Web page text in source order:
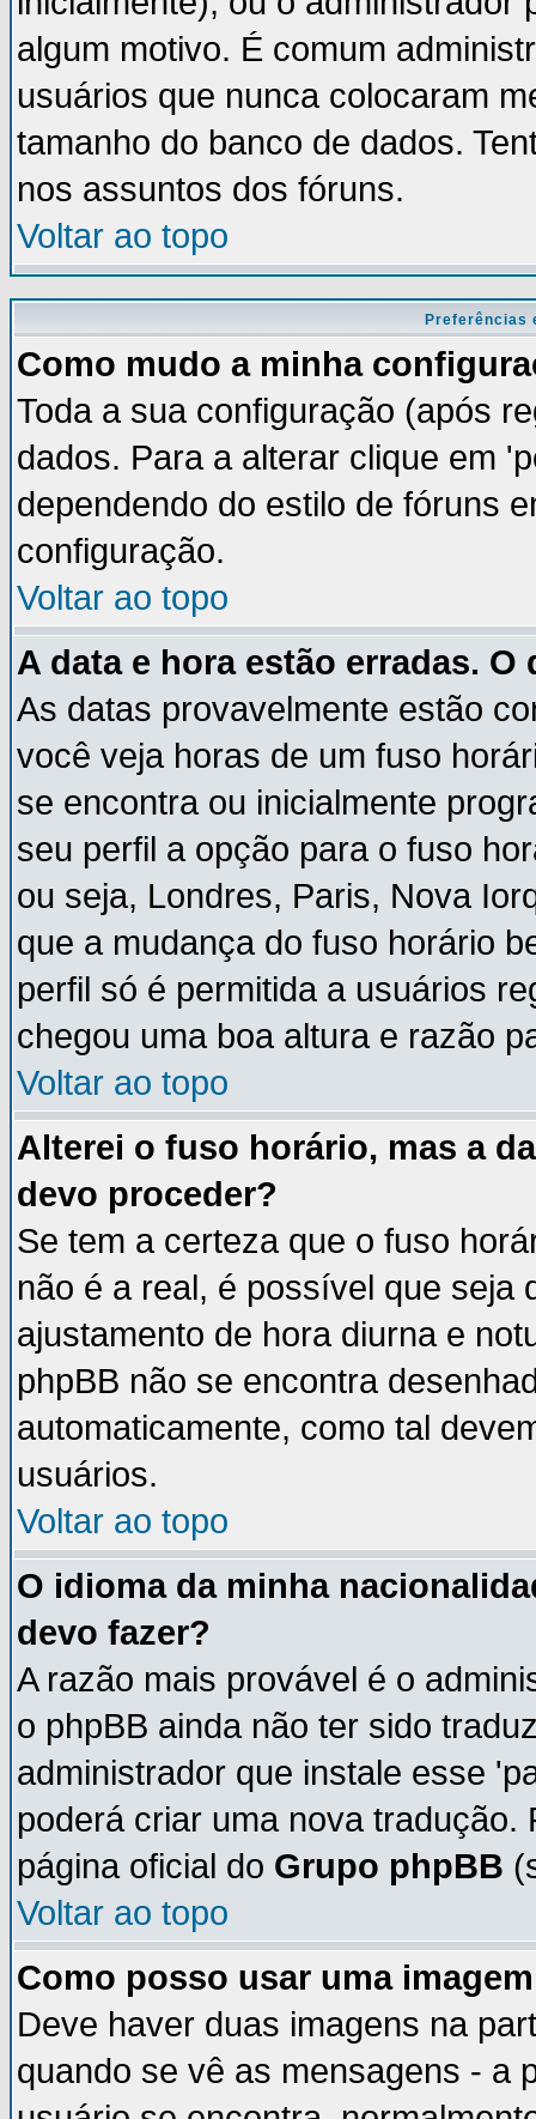
algum motivo. É comum
usuários que nunca colocaram
tamanho do banco de dados.
nos assuntos dos fóruns.
Voltar ao topo
Preferências
Como mudo a minha
Toda a sua configuração (após
dados. Para a alterar clique em
dependendo do estilo de fóruns
configuração.
Voltar ao topo
A data e hora estão erradas. O
As datas provavelmente estão
você veja horas de um fuso
se encontra ou inicialmente
seu perfil a opção para o fuso
ou seja, Londres, Paris, Nova
que a mudança do fuso horário
perfil só é permitida a usuários
chegou uma boa altura e razão
Voltar ao topo
Alterei o fuso horário, mas a
devo proceder?
Se tem a certeza que o fuso
não é a real, é possível que seja
ajustamento de hora diurna e
phpBB não se encontra
automaticamente, como tal
usuários.
Voltar ao topo
O idioma da minha
devo fazer?
A razão mais provável é o
o phpBB ainda não ter sido
administrador que instale esse
poderá criar uma nova
página oficial do Grupo phpBB
Voltar ao topo
Como posso usar uma
Deve haver duas imagens na
quando se vê as mensagens - a